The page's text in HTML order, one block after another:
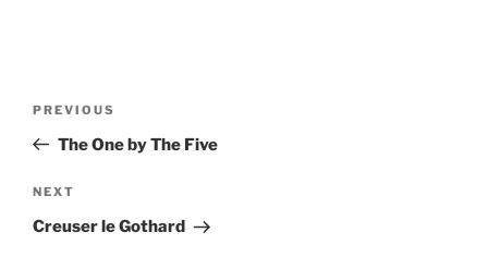
Previous
Post
PREVIOUS
The One by The Five
Next
Post
NEXT
Creuser le Gothard